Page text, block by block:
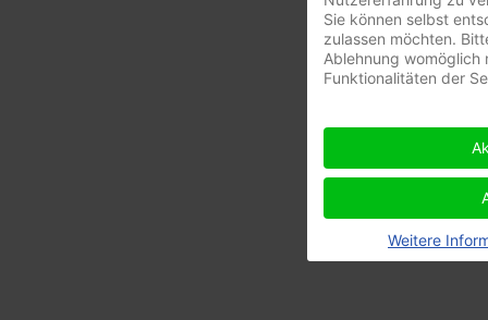
Sie können selbst
zulassen möchten.
Ablehnung womöglich
Funktionalitäten der
Weitere